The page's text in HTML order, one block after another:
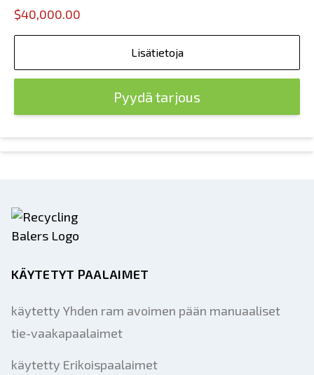
$40,000.00
Lisätietoja
Pyydä tarjous
KÄYTETYT PAALAIMET
käytetty Yhden ram avoimen pään manuaaliset
tie-vaakapaalaimet
käytetty Erikoispaalaimet